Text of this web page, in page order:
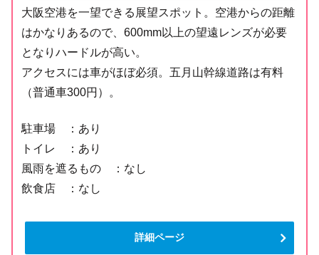
大阪空港を一望できる展望スポット。空港からの距離
はかなりあるので、600mm以上の望遠レンズが必要
となりハードルが高い。
アクセスには車がほぼ必須。五月山幹線道路は有料
（普通車300円）。
駐車場 ：あり
トイレ ：あり
風雨を遮るもの ：なし
飲食店 ：なし
詳細ページ